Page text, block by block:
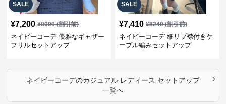
SALE
¥7,200 ¥8000(割引前)
ネイビーコーデ 優雅なギャザー
フリルセットアップ
SALE
¥7,410 ¥8240(割引前)
ネイビーコーデ 細リブ襟付きケ
ーブル編みセットアップ
ネイビーコーデのカジュアル レディース セットアップ
一覧へ
›